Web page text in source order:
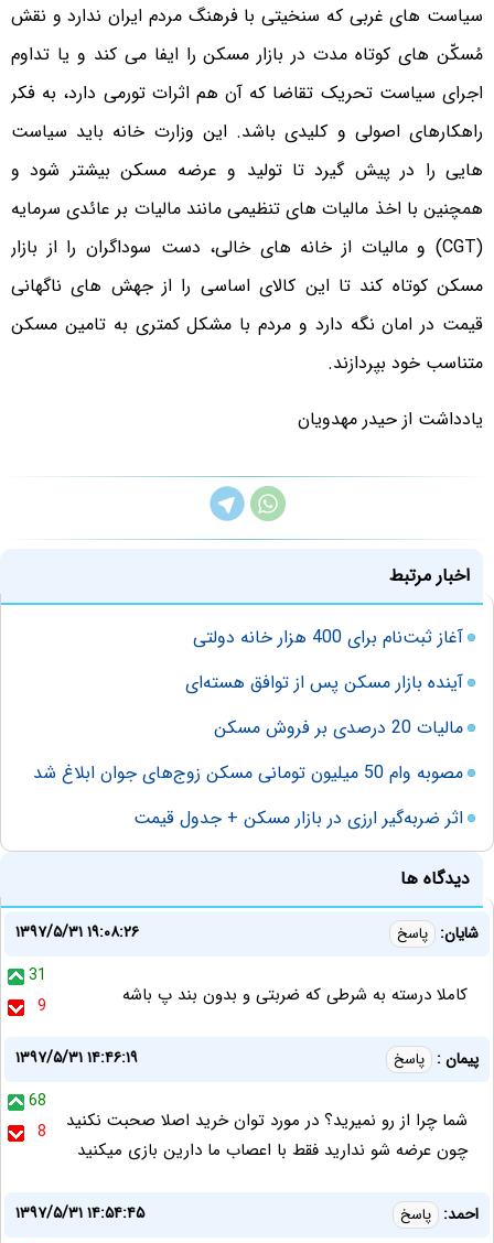
سیاست های غربی که سنخیتی با فرهنگ مردم ایران ندارد و نقش
مُسکّن های کوتاه مدت در بازار مسکن را ایفا می کند و یا تداوم
اجرای سیاست تحریک تقاضا که آن هم اثرات تورمی دارد، به فکر
راهکارهای اصولی و کلیدی باشد. این وزارت خانه باید سیاست
هایی را در پیش گیرد تا تولید و عرضه مسکن بیشتر شود و
همچنین با اخذ مالیات های تنظیمی مانند مالیات بر عائدی سرمایه
(CGT) و مالیات از خانه های خالی، دست سوداگران را از بازار
مسکن کوتاه کند تا این کالای اساسی را از جهش های ناگهانی
قیمت در امان نگه دارد و مردم با مشکل کمتری به تامین مسکن
متناسب خود بپردازند.
یادداشت از حیدر مهدویان
اخبار مرتبط
آغاز ثبت‌نام برای 400 هزار خانه‌ دولتی
آینده بازار مسکن پس از توافق هسته‌ای
مالیات 20 درصدی بر فروش مسکن
مصوبه وام 50 میلیون تومانی مسکن زوج‌های جوان ابلاغ شد
اثر ضربه‌گیر ارزی در بازار مسکن + جدول قیمت
دیدگاه ها
شایان: پاسخ
۱۳۹۷/۵/۳۱ ۱۹:۰۸:۲۶
31
9
کاملا درسته به شرطی که ضربتی و بدون بند پ باشه
پیمان : پاسخ
۱۳۹۷/۵/۳۱ ۱۴:۴۶:۱۹
68
8
شما چرا از رو نمیرید؟ در مورد توان خرید اصلا صحبت نکنید
چون عرضه شو ندارید فقط با اعصاب ما دارین بازی میکنید
احمد: پاسخ
۱۳۹۷/۵/۳۱ ۱۴:۵۴:۴۵